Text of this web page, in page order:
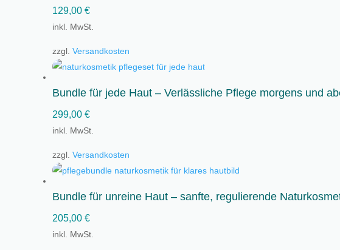
129,00 €
inkl. MwSt.
zzgl. Versandkosten
Bundle für jede Haut – Verlässliche Pflege morgens und
299,00 €
inkl. MwSt.
zzgl. Versandkosten
Bundle für unreine Haut – sanfte, regulierende
205,00 €
inkl. MwSt.